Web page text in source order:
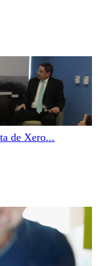
de Xero...